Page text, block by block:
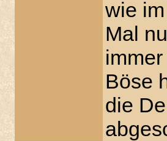
wie
Mal
Böse
die